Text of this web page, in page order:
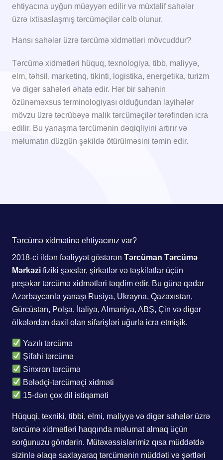
ehtiyacına uyğun müəyyən edilir və müxtəlif sahələr
üzrə ixtisaslaşmış tərcüməçilər cəlb olunur.
Hansı sahələr üzrə tərcümə xidmətləri mövcuddur?
Tərcümə xidmətləri hüquq, texnologiya, tibb, maliyyə,
elm, təhsil, marketinq, tikinti, logistika, energetika, turizm
və digər sahələri əhatə edir. Hər bir sahənin
özünəməxsus terminologiyası olduğundan layihələr
mövzu üzrə təcrübəyə malik tərcüməçilər tərəfindən icra
edilir. Bu yanaşma tərcümənin dəqiqliyini artırır və
məlumatın düzgün şəkildə ötürülməsini təmin edir.
Tərcümə xidmətinə ehtiyacınız var?
2018-ci ildən fəaliyyət göstərən Tərcüman Tərcümə
Mərkəzi fiziki şəxslər, şirkətlər və təşkilatlar üçün
peşəkar tərcümə xidmətləri təqdim edir. Bu günə qədər
Azərbaycanla yanaşı Rusiya, Ukrayna, Qazaxıstan,
Gürcüstan, Polşa, İtaliya, Almaniya, ABŞ, Çin və digər
ölkələrdən daxil olan sifarişləri uğurla icra etmişik.
Yazılı tərcümə
Şifahi tərcümə
Sinxron tərcümə
Bələdçi-tərcüməçi xidməti
15-dən çox dil istiqaməti
Hüquqi, texniki, tibbi, elmi, maliyyə və digər sahələr üzrə
tərcümə xidmətləri haqqında məlumat almaq üçün
sorğunuzu göndərin. Mütəxəssislərimiz qısa müddətdə
sizinlə əlaqə saxlayaraq tərcümənin müddəti və şərtləri